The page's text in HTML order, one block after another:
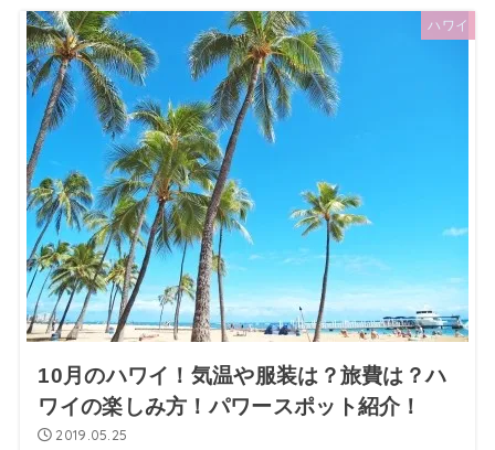
ハワイ
10月のハワイ！気温や服装は？旅費は？ハ
ワイの楽しみ方！パワースポット紹介！
2019.05.25